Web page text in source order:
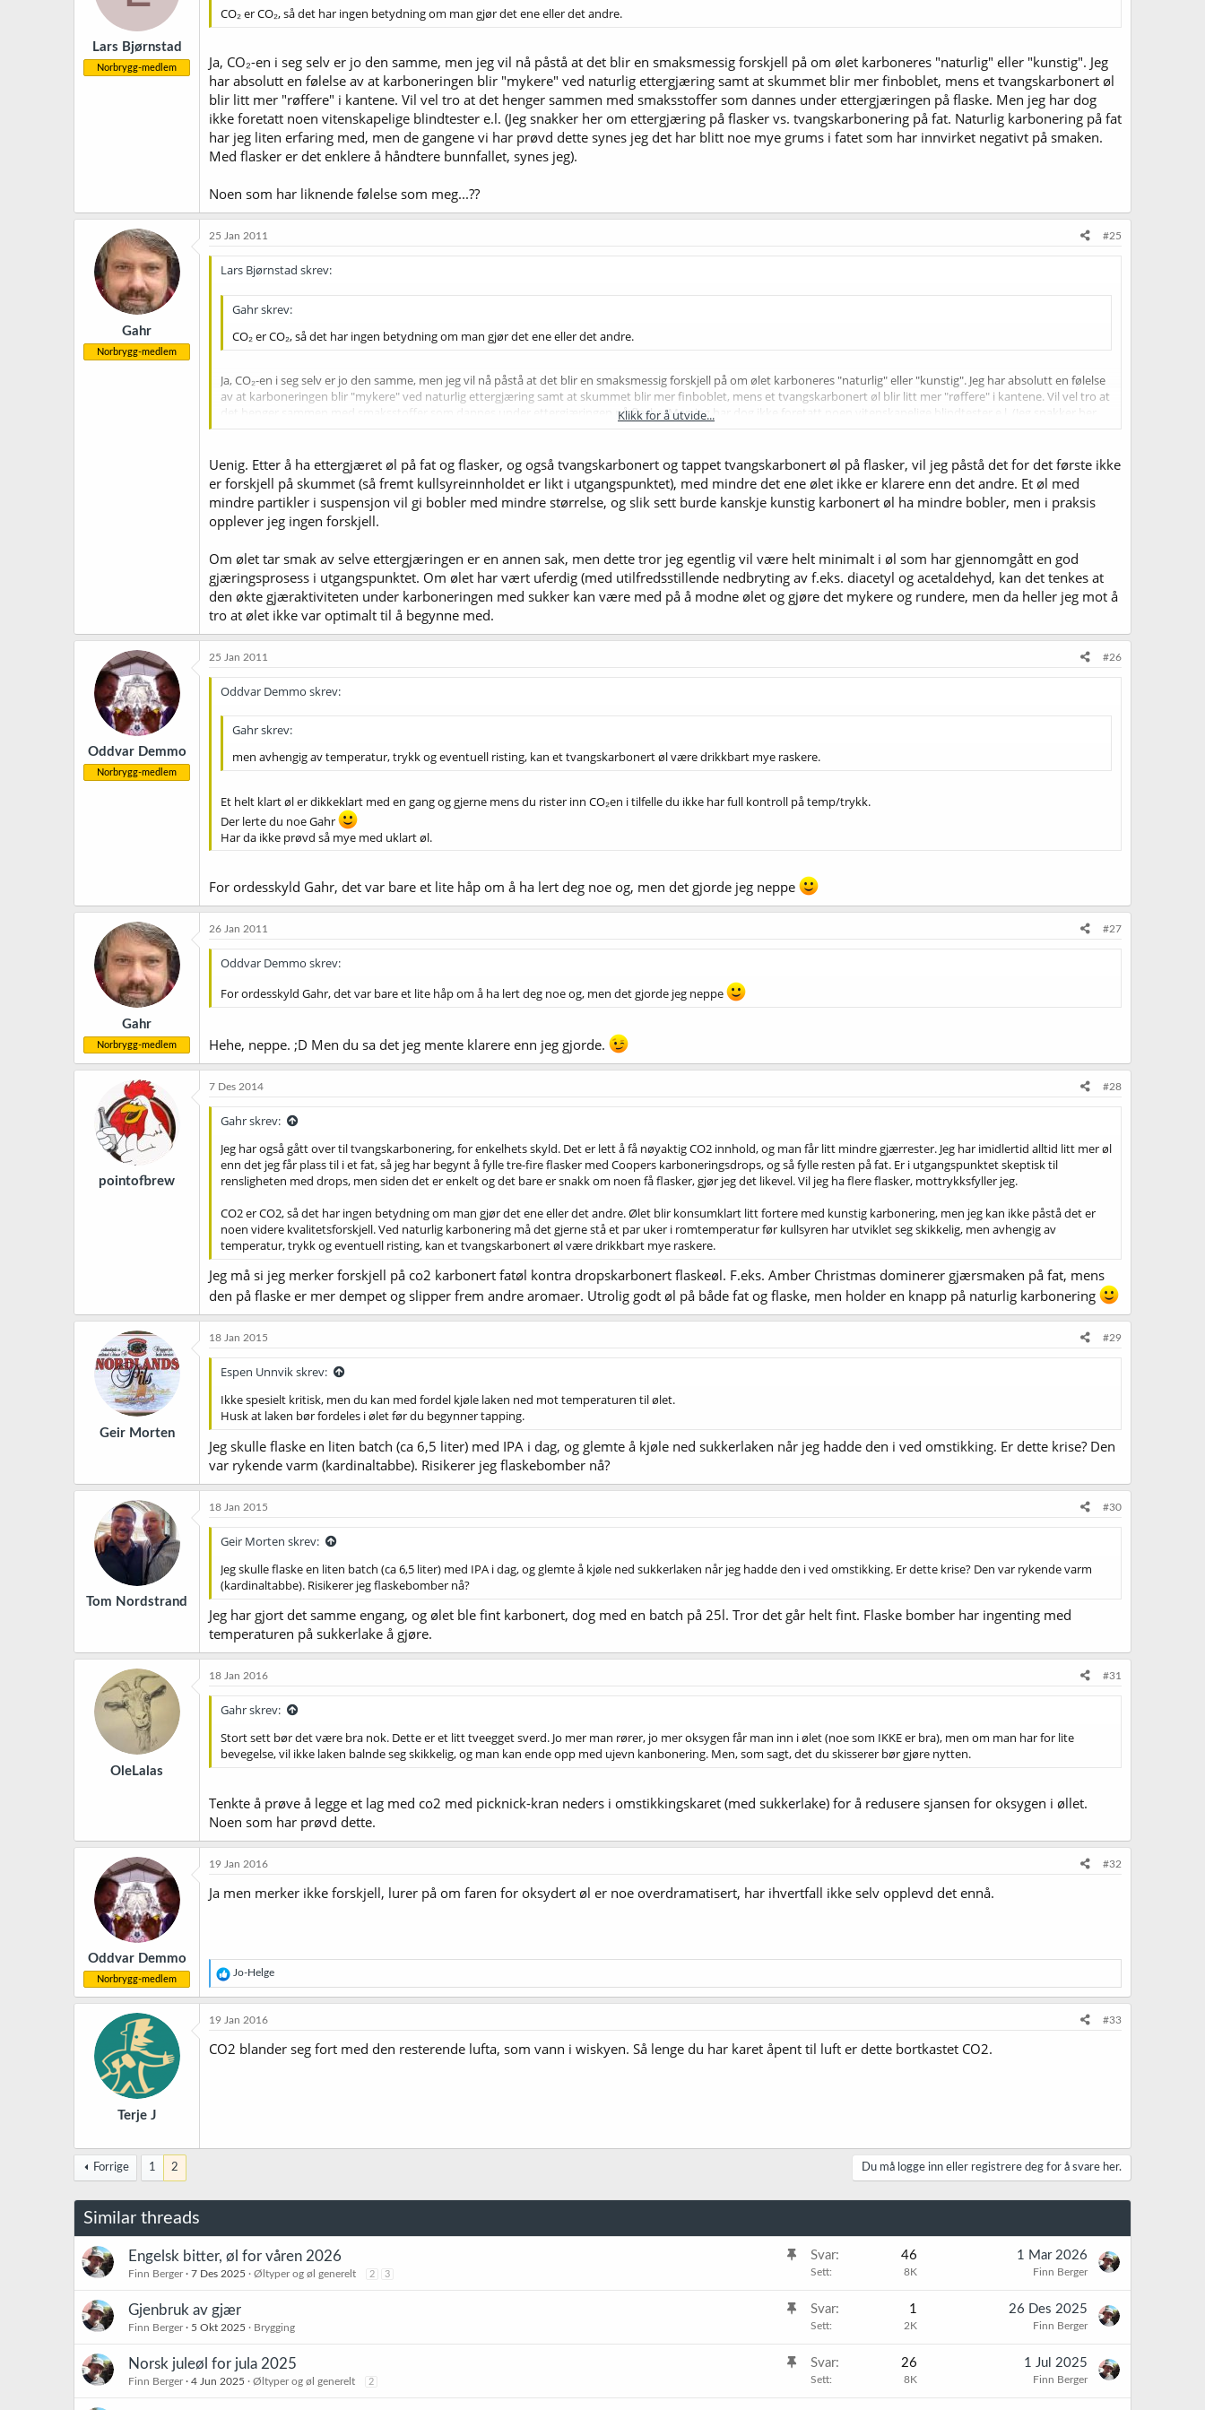
Lars Bjørnstad
Norbrygg-medlem
CO₂ er CO₂, så det har ingen betydning om man gjør det ene eller det andre.
Ja, CO₂-en i seg selv er jo den samme, men jeg vil nå påstå at det blir en smaksmessig forskjell på om ølet karboneres "naturlig" eller "kunstig". Jeg
har absolutt en følelse av at karboneringen blir "mykere" ved naturlig ettergjæring samt at skummet blir mer finboblet, mens et tvangskarbonert øl
blir litt mer "røffere" i kantene. Vil vel tro at det henger sammen med smaksstoffer som dannes under ettergjæringen på flaske. Men jeg har dog
ikke foretatt noen vitenskapelige blindtester e.l. (Jeg snakker her om ettergjæring på flasker vs. tvangskarbonering på fat. Naturlig karbonering på fat
har jeg liten erfaring med, men de gangene vi har prøvd dette synes jeg det har blitt noe mye grums i fatet som har innvirket negativt på smaken.
Med flasker er det enklere å håndtere bunnfallet, synes jeg).
Noen som har liknende følelse som meg...??
Gahr
Norbrygg-medlem
25 Jan 2011 #25
Lars Bjørnstad skrev:
Gahr skrev:
CO₂ er CO₂, så det har ingen betydning om man gjør det ene eller det andre.
Ja, CO₂-en i seg selv er jo den samme, men jeg vil nå påstå at det blir en smaksmessig forskjell på om ølet karboneres "naturlig" eller "kunstig". Jeg har absolutt en følelse
av at karboneringen blir "mykere" ved naturlig ettergjæring samt at skummet blir mer finboblet, mens et tvangskarbonert øl blir litt mer "røffere" i kantene. Vil vel tro at
det henger sammen med smaksstoffer som dannes under ettergjæringen på flaske. Men jeg har dog ikke foretatt noen vitenskapelige blindtester e.l. (Jeg snakker her
Noen som har liknende følelse som meg...??
Klikk for å utvide...
Uenig. Etter å ha ettergjæret øl på fat og flasker, og også tvangskarbonert og tappet tvangskarbonert øl på flasker, vil jeg påstå det for det første ikke
er forskjell på skummet (så fremt kullsyreinnholdet er likt i utgangspunktet), med mindre det ene ølet ikke er klarere enn det andre. Et øl med
mindre partikler i suspensjon vil gi bobler med mindre størrelse, og slik sett burde kanskje kunstig karbonert øl ha mindre bobler, men i praksis
opplever jeg ingen forskjell.
Om ølet tar smak av selve ettergjæringen er en annen sak, men dette tror jeg egentlig vil være helt minimalt i øl som har gjennomgått en god
gjæringsprosess i utgangspunktet. Om ølet har vært uferdig (med utilfredsstillende nedbryting av f.eks. diacetyl og acetaldehyd, kan det tenkes at
den økte gjæraktiviteten under karboneringen med sukker kan være med på å modne ølet og gjøre det mykere og rundere, men da heller jeg mot å
tro at ølet ikke var optimalt til å begynne med.
Oddvar Demmo
Norbrygg-medlem
25 Jan 2011 #26
Oddvar Demmo skrev:
Gahr skrev:
men avhengig av temperatur, trykk og eventuell risting, kan et tvangskarbonert øl være drikkbart mye raskere.
Et helt klart øl er dikkeklart med en gang og gjerne mens du rister inn CO₂en i tilfelle du ikke har full kontroll på temp/trykk.
Der lerte du noe Gahr
Har da ikke prøvd så mye med uklart øl.
For ordesskyld Gahr, det var bare et lite håp om å ha lert deg noe og, men det gjorde jeg neppe
Gahr
Norbrygg-medlem
26 Jan 2011 #27
Oddvar Demmo skrev:
For ordesskyld Gahr, det var bare et lite håp om å ha lert deg noe og, men det gjorde jeg neppe
Hehe, neppe. ;D Men du sa det jeg mente klarere enn jeg gjorde.
pointofbrew
7 Des 2014 #28
Gahr skrev:
Jeg har også gått over til tvangskarbonering, for enkelhets skyld. Det er lett å få nøyaktig CO2 innhold, og man får litt mindre gjærrester. Jeg har imidlertid alltid litt mer øl
enn det jeg får plass til i et fat, så jeg har begynt å fylle tre-fire flasker med Coopers karboneringsdrops, og så fylle resten på fat. Er i utgangspunktet skeptisk til
rensligheten med drops, men siden det er enkelt og det bare er snakk om noen få flasker, gjør jeg det likevel. Vil jeg ha flere flasker, mottrykksfyller jeg.
CO2 er CO2, så det har ingen betydning om man gjør det ene eller det andre. Ølet blir konsumklart litt fortere med kunstig karbonering, men jeg kan ikke påstå det er
noen videre kvalitetsforskjell. Ved naturlig karbonering må det gjerne stå et par uker i romtemperatur før kullsyren har utviklet seg skikkelig, men avhengig av
temperatur, trykk og eventuell risting, kan et tvangskarbonert øl være drikkbart mye raskere.
Jeg må si jeg merker forskjell på co2 karbonert fatøl kontra dropskarbonert flaskeøl. F.eks. Amber Christmas dominerer gjærsmaken på fat, mens
den på flaske er mer dempet og slipper frem andre aromaer. Utrolig godt øl på både fat og flaske, men holder en knapp på naturlig karbonering
Geir Morten
18 Jan 2015 #29
Espen Unnvik skrev:
Ikke spesielt kritisk, men du kan med fordel kjøle laken ned mot temperaturen til ølet.
Husk at laken bør fordeles i ølet før du begynner tapping.
Jeg skulle flaske en liten batch (ca 6,5 liter) med IPA i dag, og glemte å kjøle ned sukkerlaken når jeg hadde den i ved omstikking. Er dette krise? Den
var rykende varm (kardinaltabbe). Risikerer jeg flaskebomber nå?
Tom Nordstrand
18 Jan 2015 #30
Geir Morten skrev:
Jeg skulle flaske en liten batch (ca 6,5 liter) med IPA i dag, og glemte å kjøle ned sukkerlaken når jeg hadde den i ved omstikking. Er dette krise? Den var rykende varm
(kardinaltabbe). Risikerer jeg flaskebomber nå?
Jeg har gjort det samme engang, og ølet ble fint karbonert, dog med en batch på 25l. Tror det går helt fint. Flaske bomber har ingenting med
temperaturen på sukkerlake å gjøre.
OleLalas
18 Jan 2016 #31
Gahr skrev:
Stort sett bør det være bra nok. Dette er et litt tveegget sverd. Jo mer man rører, jo mer oksygen får man inn i ølet (noe som IKKE er bra), men om man har for lite
bevegelse, vil ikke laken balnde seg skikkelig, og man kan ende opp med ujevn kanbonering. Men, som sagt, det du skisserer bør gjøre nytten.
Tenkte å prøve å legge et lag med co2 med picknick-kran neders i omstikkingskaret (med sukkerlake) for å redusere sjansen for oksygen i øllet.
Noen som har prøvd dette.
Oddvar Demmo
Norbrygg-medlem
19 Jan 2016 #32
Ja men merker ikke forskjell, lurer på om faren for oksydert øl er noe overdramatisert, har ihvertfall ikke selv opplevd det ennå.
R
e
a
j
o
Jo-Helge
Terje J
19 Jan 2016 #33
CO2 blander seg fort med den resterende lufta, som vann i wiskyen. Så lenge du har karet åpent til luft er dette bortkastet CO2.
Forrige 1 2 Du må logge inn eller registrere deg for å svare her.
Similar threads
K
s
e
Engelsk bitter, øl for våren 2026
Finn Berger 7 Des 2025 Øltyper og øl generelt 2 3
Svar 46
Sett 8K
1 Mar 2026
Finn Berger
K
s
Gjenbruk av gjær
Finn Berger 5 Okt 2025 Brygging
Svar 1
Sett 2K
26 Des 2025
Finn Berger
K
Norsk juleøl for jula 2025
Finn Berger 4 Jun 2025 Øltyper og øl generelt 2
Svar 26
Sett 8K
1 Jul 2025
Finn Berger